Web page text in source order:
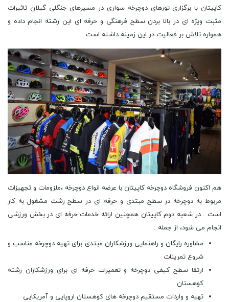
کاپیتان با برگزاری تورهای دوچرخه سواری در مسیرهای جنگلی گیلان تاثیرات
مثبت ویژه ای در بالا بردن سطح فرهنگی و حرفه ای این رشته انجام داده و
همواره تلاش بر فعالیت در این زمینه داشته است .
هم اکنون فروشگاه دوچرخه کاپیتان با عرضه انواع دوچرخه ،ملزومات و تجهیزات
مربوط به دوچرخه در سطح مبتدی و حرفه ای در سطح رشت مشغول به کار
است . در شعبه دوم کاپیتان همچنین ارائه خدمات حرفه ای در بخش ورزشی
انجام می شود، از جمله :
مشاوره رایگان و راهنمایی ورزشکاران مبتدی برای تهیه دوچرخه مناسب و
شروع تمرینات
ارتقا سطح کیفی دوچرخه و تعمیرات حرفه ای برای ورزشکاران رشته
کوهستان
تهیه و واردات مستقیم دوچرخه های کوهستان اروپایی و آمریکایی